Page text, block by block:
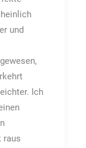
und
Ich
raus